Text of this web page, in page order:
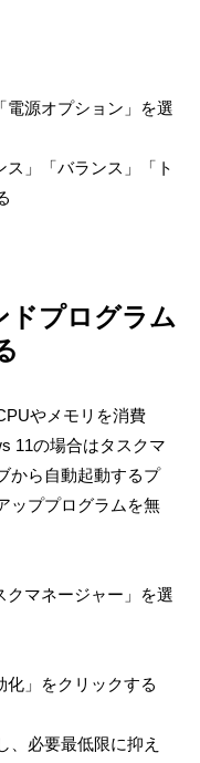
電源オプション」を選
」「バランス」「ト
ドプログラム
やメモリを消費
11の場合はタスクマ
から自動起動するプ
ッププログラムを無
クマネージャー」を選
化」をクリックする
、必要最低限に抑え